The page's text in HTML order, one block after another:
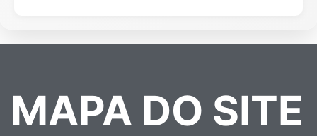
MAPA DO SITE